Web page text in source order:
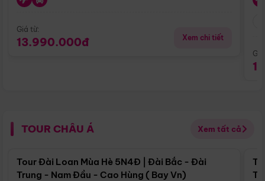
Giá từ:
13.990.000đ Xem chi tiết
TOUR CHÂU Á Xem tất cả
Điểm nổi bật
Tour Đài Loan Mùa Hè 5N4Đ | Đài Bắc - Đài
Trung - Nam Đầu - Cao Hùng ( Bay Vn)